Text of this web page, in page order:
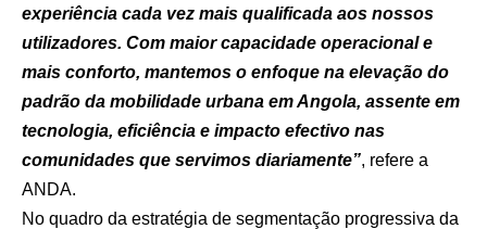
experiência cada vez mais qualificada aos nossos
utilizadores. Com maior capacidade operacional e
mais conforto, mantemos o enfoque na elevação do
padrão da mobilidade urbana em Angola, assente em
tecnologia, eficiência e impacto efectivo nas
comunidades que servimos diariamente”, refere a
ANDA.
No quadro da estratégia de segmentação progressiva da